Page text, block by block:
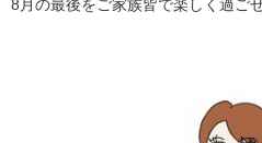
8月の最後をご家族皆で楽しく過ご